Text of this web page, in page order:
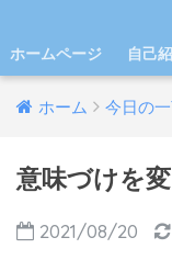
ホームページ 自己
ホーム 今日の
意味づけを
2021/08/20